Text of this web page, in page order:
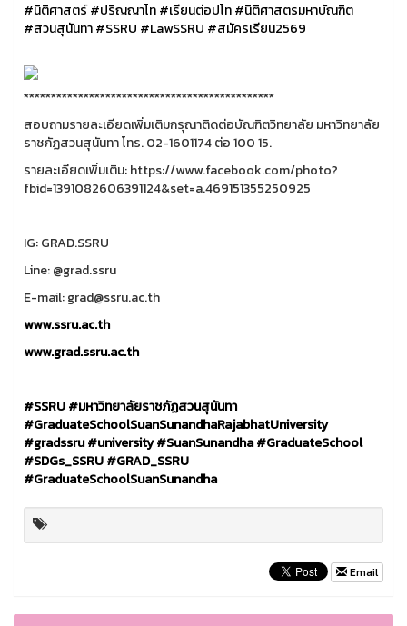
#นิติศาสตร์#ปริญญาโท#เรียนต่อปโท#นิติศาสตรมหาบัณฑิต
#สวนสุนันทา#SSRU #LawSSRU #สมัครเรียน2569
**********************************************
สอบถามรายละเอียดเพิ่มเติมกรุณาติดต่อบัณฑิตวิทยาลัย มหาวิทยาลัย
ราชภัฏสวนสุนันทา โทร. 02-1601174 ต่อ 100 15.
รายละเอียดเพิ่มเติม: https://www.facebook.com/photo?
fbid=1391082606391124&set=a.469151355250925
IG: GRAD.SSRU
Line: @grad.ssru
E-mail: grad@ssru.ac.th
www.ssru.ac.th
www.grad.ssru.ac.th
#SSRU#มหาวิทยาลัยราชภัฏสวนสุนันทา
#GraduateSchoolSuanSunandhaRajabhatUniversity
#gradssru#university#SuanSunandha#GraduateSchool
#SDGs_SSRU#GRAD_SSRU
#GraduateSchoolSuanSunandha
Email